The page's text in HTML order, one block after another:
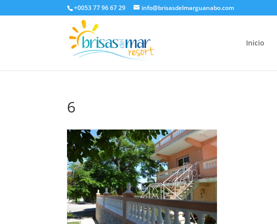
+0053 77 96 67 29 info@brisasdelmarguanabo.com
Inicio
6